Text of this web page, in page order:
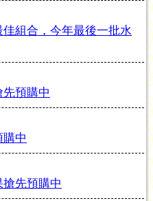
佳組合，今年最後一批水
先預購中
購中
搶先預購中